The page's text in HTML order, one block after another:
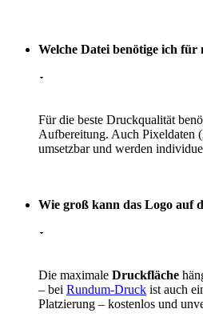
Welche Datei benötige ich für
Für die beste Druckqualität
Aufbereitung. Auch Pixeldaten
umsetzbar und werden
Wie groß kann das Logo auf
Die maximale Druckfläche
– bei Rundum-Druck ist auch
Platzierung – kostenlos und